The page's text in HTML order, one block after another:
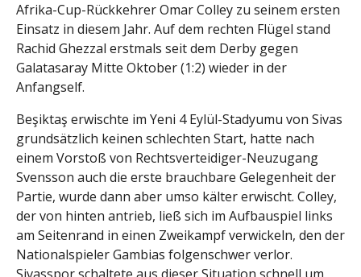
Afrika-Cup-Rückkehrer Omar Colley zu seinem ersten
Einsatz in diesem Jahr. Auf dem rechten Flügel stand
Rachid Ghezzal erstmals seit dem Derby gegen
Galatasaray Mitte Oktober (1:2) wieder in der
Anfangself.
Beşiktaş erwischte im Yeni 4 Eylül-Stadyumu von Sivas
grundsätzlich keinen schlechten Start, hatte nach
einem Vorstoß von Rechtsverteidiger-Neuzugang
Svensson auch die erste brauchbare Gelegenheit der
Partie, wurde dann aber umso kälter erwischt. Colley,
der von hinten antrieb, ließ sich im Aufbauspiel links
am Seitenrand in einen Zweikampf verwickeln, den der
Nationalspieler Gambias folgenschwer verlor.